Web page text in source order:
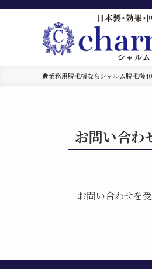
業務用脱毛機ならシャルム脱毛機
お問い合わ
お問い合わせを